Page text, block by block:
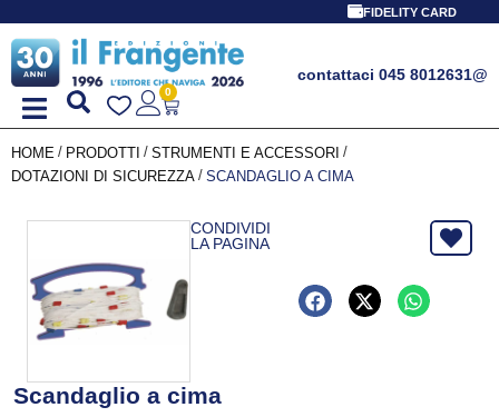
FIDELITY CARD
contattaci 045 8012631@
0
HOME / PRODOTTI / STRUMENTI E ACCESSORI /
DOTAZIONI DI SICUREZZA / SCANDAGLIO A CIMA
CONDIVIDI
LA PAGINA
Scandaglio a cima